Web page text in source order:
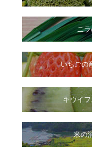
ニラ
いちごの
キウイ
米の